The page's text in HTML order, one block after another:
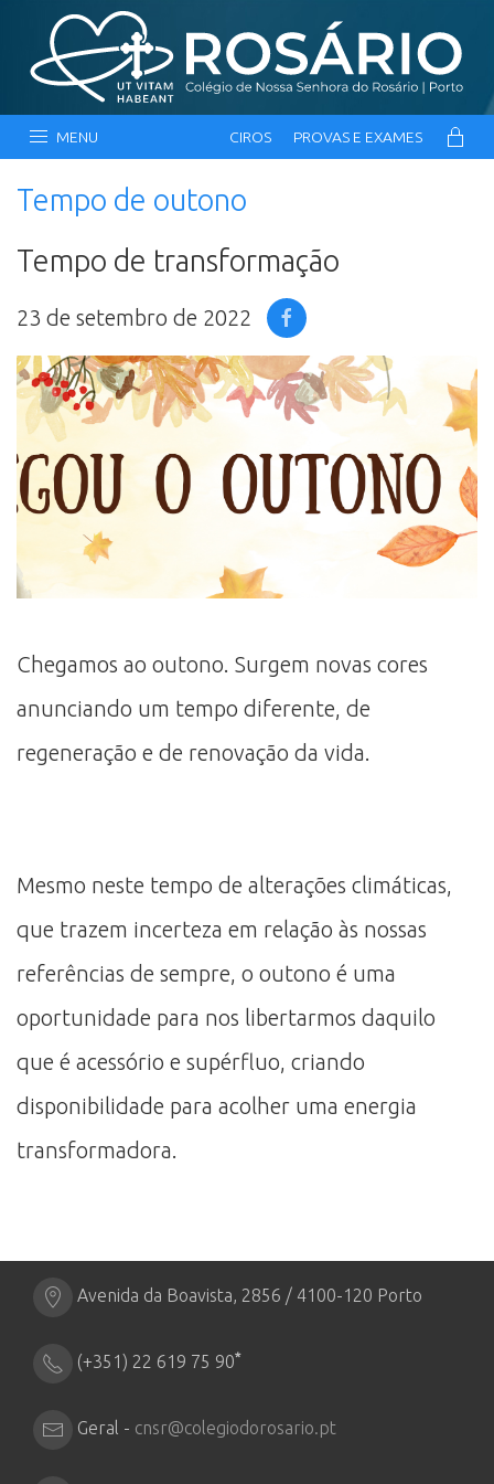
MENU CIROS PROVAS E EXAMES
Tempo de outono
Tempo de transformação
23 de setembro de 2022
Chegamos ao outono. Surgem novas cores
anunciando um tempo diferente, de
regeneração e de renovação da vida.
Mesmo neste tempo de alterações climáticas,
que trazem incerteza em relação às nossas
referências de sempre, o outono é uma
oportunidade para nos libertarmos daquilo
que é acessório e supérfluo, criando
disponibilidade para acolher uma energia
transformadora.
Avenida da Boavista, 2856 / 4100-120 Porto
(+351) 22 619 75 90*
Geral - cnsr@colegiodorosario.pt